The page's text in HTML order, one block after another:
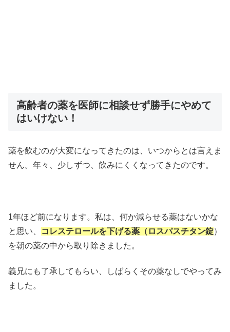
高齢者の薬を医師に相談せず勝手にやめて
はいけない！
薬を飲むのが大変になってきたのは、いつからとは言えま
せん。年々、少しずつ、飲みにくくなってきたのです。
1年ほど前になります。私は、何か減らせる薬はないかな
と思い、
コレステロールを下げる薬（ロスパスチタン錠）
を朝の薬の中から取り除きました。
義兄にも了承してもらい、しばらくその薬なしでやってみ
ました。